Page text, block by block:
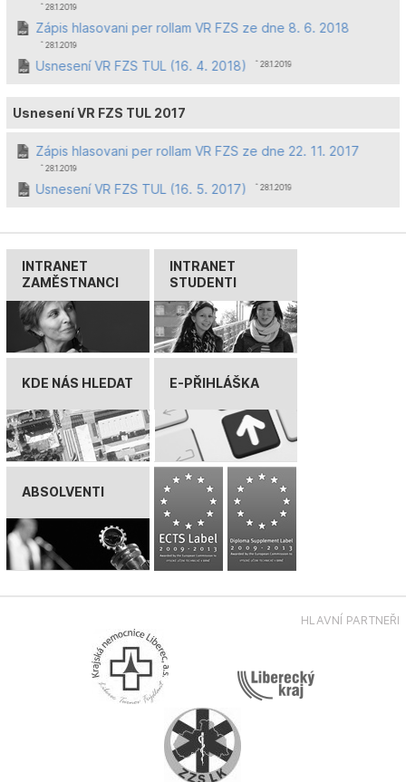
ˆ 28.1.2019
Zápis hlasovani per rollam VR FZS ze dne 8. 6. 2018
ˆ 28.1.2019
Usnesení VR FZS TUL (16. 4. 2018) ˆ 28.1.2019
Usnesení VR FZS TUL 2017
Zápis hlasovani per rollam VR FZS ze dne 22. 11. 2017
ˆ 28.1.2019
Usnesení VR FZS TUL (16. 5. 2017) ˆ 28.1.2019
INTRANET
ZAMĚSTNANCI
INTRANET
STUDENTI
KDE NÁS HLEDAT E-PŘIHLÁŠKA
ABSOLVENTI
HLAVNÍ PARTNEŘI